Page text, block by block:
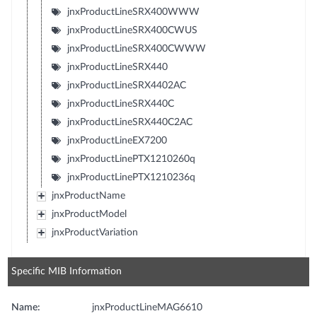
jnxProductLineSRX400WWW
jnxProductLineSRX400CWUS
jnxProductLineSRX400CWWW
jnxProductLineSRX440
jnxProductLineSRX4402AC
jnxProductLineSRX440C
jnxProductLineSRX440C2AC
jnxProductLineEX7200
jnxProductLinePTX1210260q
jnxProductLinePTX1210236q
jnxProductName
jnxProductModel
jnxProductVariation
Specific MIB Information
Name: jnxProductLineMAG6610